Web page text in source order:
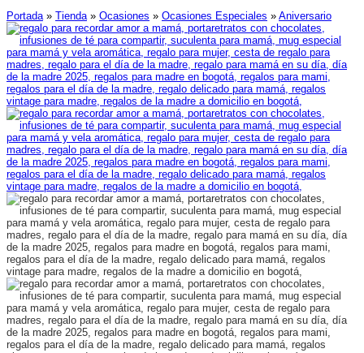
Portada » Tienda » Ocasiones » Ocasiones Especiales » Aniversario